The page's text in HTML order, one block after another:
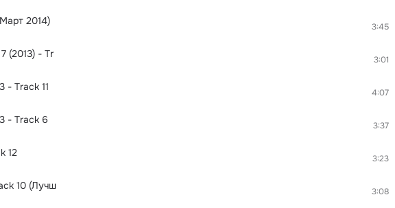
2014) 3:45
(2013) - Tr 3:01
- Track 11 4:07
- Track 6 3:37
12 3:23
10 (Лучш 3:08